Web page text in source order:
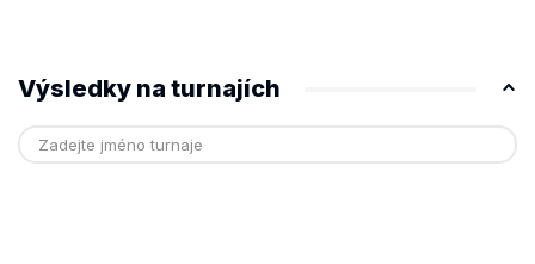
Výsledky na turnajích